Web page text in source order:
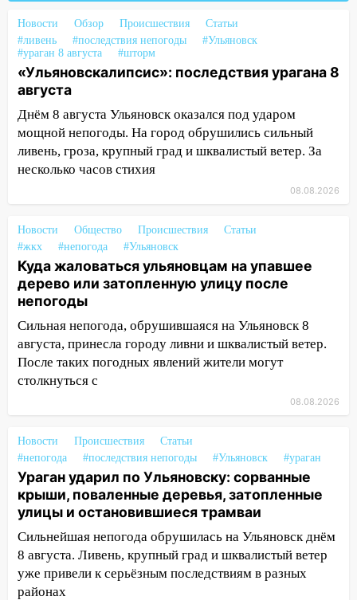
клуба «Рекорд-Fitness»
15:34
После вмешательства
прокуратуры в селах Ульяновской
области привели в порядок детские
площадки
15:27 Прокуратура проверяет
капремонт школы в селе Кивать
15:08 В Кузоватово после прокурорской
14:40
На проспекте Гая в Ульяновске
запретили остановку автомобилей на
50-метровом участке
14:22 В Новом городе 8 августа пройдет
большой фестиваль «Наше время» с
мотофристайлом и концертом
«Мураками»
14:04 Жару смоет ливнями: прогноз
погоды в Ульяновской области на
13:30
В Ульяновске транспортные
полицейские проведут акцию «Час
пассажира»
13:20 В Ульяновске за один день
обокрали женщину на пляже и
подростка в сквере
13:01 В Димитровграде мужчина
выбросил из машины страйкбольную
Новости Обзор Происшествия
Статьи
#ливень
#последствия непогоды
#Ульяновск
#ураган 8 августа
#шторм
«Ульяновскалипсис»: последствия урагана 8
августа
Днём 8 августа Ульяновск оказался под ударом
мощной непогоды. На город обрушились сильный
ливень, гроза, крупный град и шквалистый ветер. За
несколько часов стихия
08.08.2026
Новости Общество Происшествия
Статьи
#жкх
#непогода #Ульяновск
Куда жаловаться ульяновцам на упавшее
дерево или затопленную улицу после
непогоды
Сильная непогода, обрушившаяся на Ульяновск 8
августа, принесла городу ливни и шквалистый ветер.
После таких погодных явлений жители могут
столкнуться с
08.08.2026
Новости Происшествия
Статьи
#непогода
#последствия непогоды #Ульяновск #ураган
Ураган ударил по Ульяновску: сорванные
крыши, поваленные деревья, затопленные
улицы и остановившиеся трамваи
Сильнейшая непогода обрушилась на Ульяновск днём
8 августа. Ливень, крупный град и шквалистый ветер
уже привели к серьёзным последствиям в разных
районах